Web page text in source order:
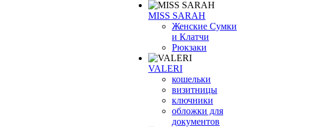
MISS SARAH
Женские Сумки
и Клатчи
Рюкзаки
VALERI
кошельки
визитницы
ключники
обложки для
документов